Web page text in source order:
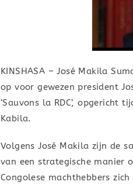
KINSHASA – José Makila
op voor gewezen president
‘Sauvons la RDC’,
Kabila.
Volgens José Makila zijn de
van een strategische manier
Congolese machthebbers